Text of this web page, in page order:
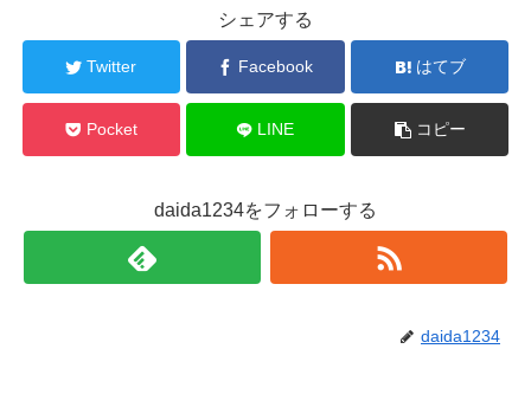
シェアする
Twitter Facebook はてブ
Pocket LINE コピー
daida1234をフォローする
daida1234